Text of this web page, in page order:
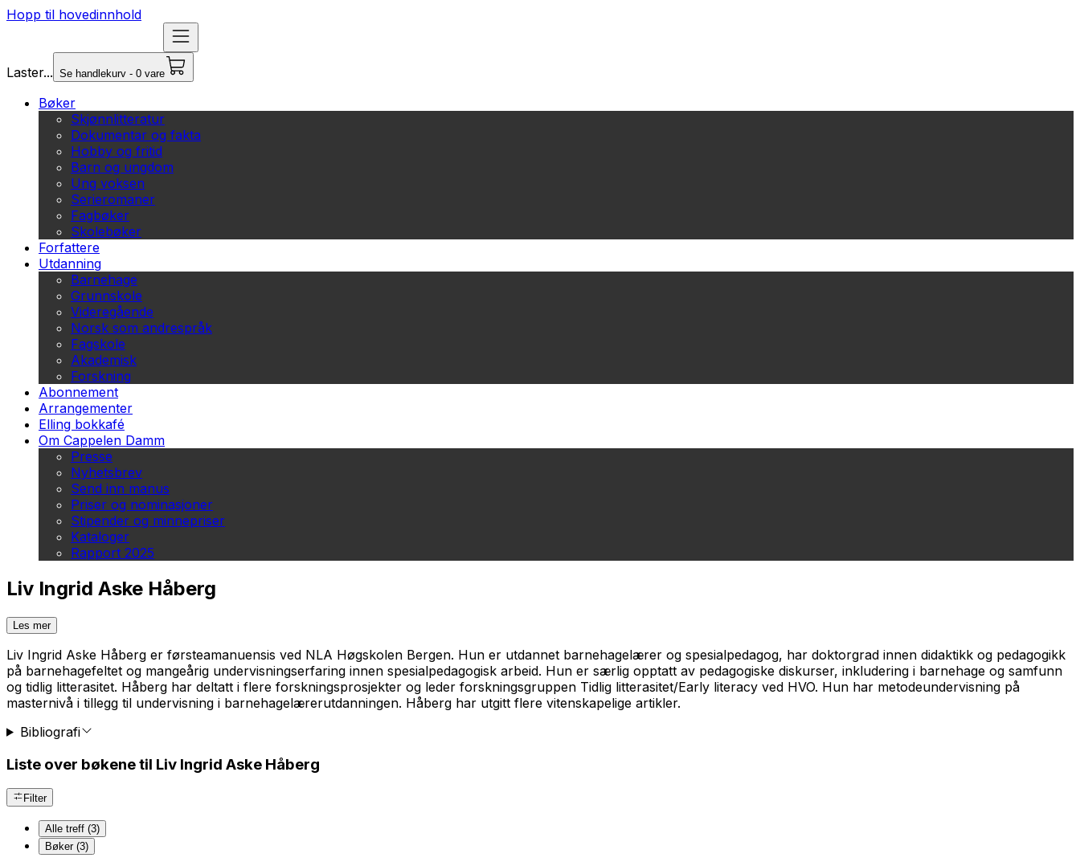
Hopp til hovedinnhold
Laster... Se handlekurv - 0 vare
Bøker
Skjønnlitteratur
Dokumentar og fakta
Hobby og fritid
Barn og ungdom
Ung voksen
Serieromaner
Fagbøker
Skolebøker
Forfattere
Utdanning
Barnehage
Grunnskole
Videregående
Norsk som andrespråk
Fagskole
Akademisk
Forskning
Abonnement
Arrangementer
Elling bokkafé
Om Cappelen Damm
Presse
Nyhetsbrev
Send inn manus
Priser og nominasjoner
Stipender og minnepriser
Kataloger
Rapport 2025
Liv Ingrid Aske Håberg
Les mer
Liv Ingrid Aske Håberg er førsteamanuensis ved NLA Høgskolen Bergen. Hun er utdannet barnehagelærer og spesialpedagog, har doktorgrad innen didaktikk og pedagogikk
på barnehagefeltet og mangeårig undervisningserfaring innen spesialpedagogisk arbeid. Hun er særlig opptatt av pedagogiske diskurser, inkludering i barnehage og samfunn
og tidlig litterasitet. Håberg har deltatt i flere forskningsprosjekter og leder forskningsgruppen Tidlig litterasitet/Early literacy ved HVO. Hun har metodeundervisning på
masternivå i tillegg til undervisning i barnehagelærerutdanningen. Håberg har utgitt flere vitenskapelige artikler.
Bibliografi
Liste over bøkene til Liv Ingrid Aske Håberg
Filter
Alle treff (3)
Bøker (3)